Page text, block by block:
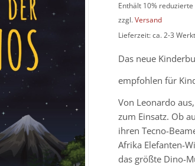
Enthält 10% reduzierte
zzgl.Versand
Lieferzeit: ca. 2-3
Das neue
empfohlen für
Von Leonardo
zum Einsatz. Ob
ihren Tecno-
Afrika Elefanten-
das größte Dino-